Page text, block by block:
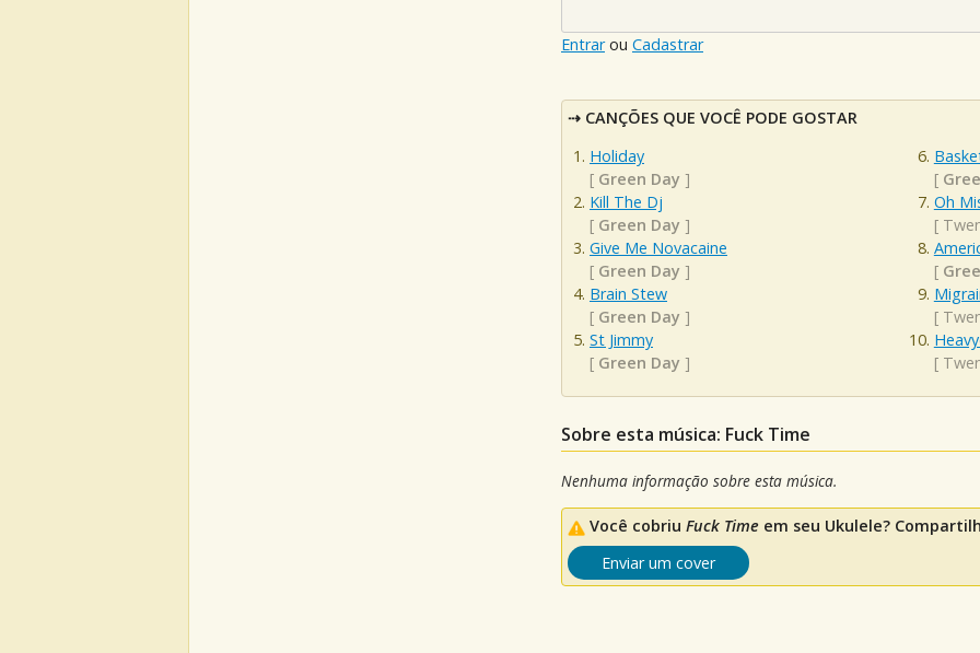
Entrarou Cadastrar
CANÇÕES QUE VOCÊ PODE GOSTAR
Holiday
[ Green Day ]
Kill The Dj
[ Green Day ]
Give Me Novacaine
[ Green Day ]
Brain Stew
[ Green Day ]
St Jimmy
[ Green Day ]
[
Oh
[
[
[
[
Sobre esta música: Fuck Time
Nenhuma informação sobre esta música.
Você cobriu Fuck Time em seu Ukulele?
Enviar um cover